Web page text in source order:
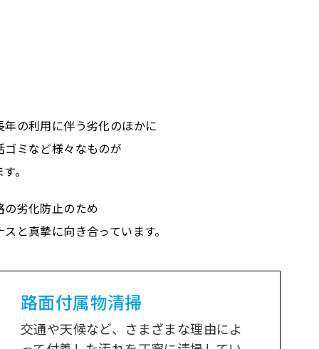
の利用に伴う劣化のほかに
ミなど様々なものが
。
劣化防止のため
と真摯に向き合っています。
路面付属物清掃
交通や天候など、さまざまな理由によ